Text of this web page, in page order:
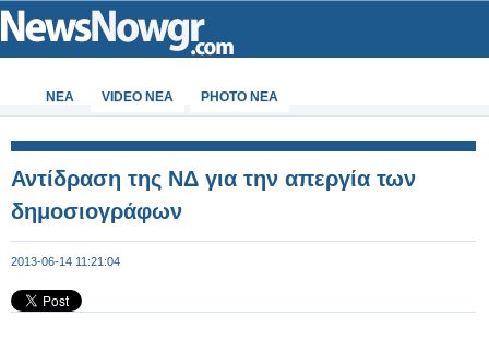
ΝΕΑ VIDEO NEA PHOTO NEA
Αντίδραση της ΝΔ για την απεργία των
δημοσιογράφων
2013-06-14 11:21:04